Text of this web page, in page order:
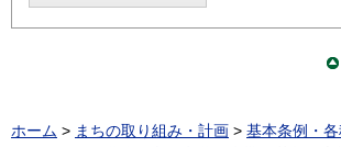
ホーム > まちの取り組み・計画 > 基本条例・